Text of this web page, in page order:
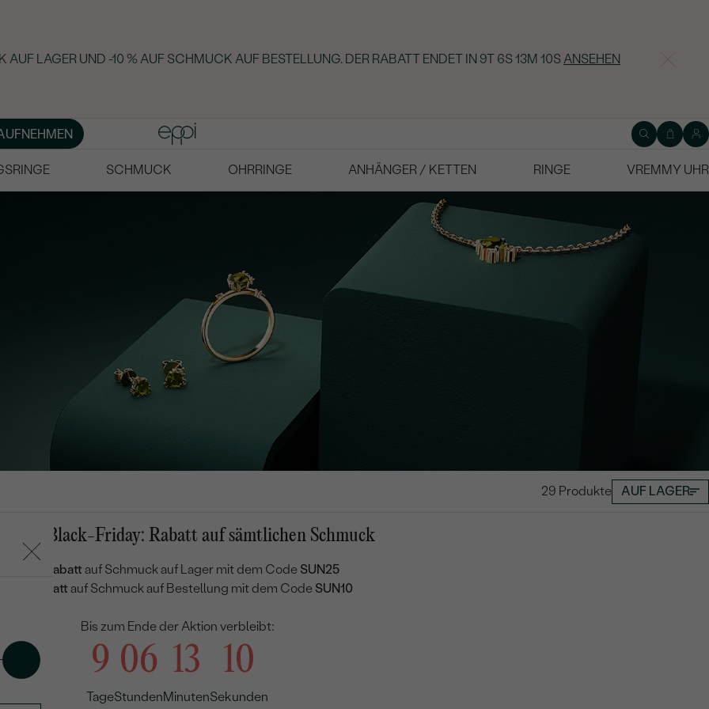
AUF LAGER UND -10 % AUF SCHMUCK AUF BESTELLUNG. DER RABATT ENDET IN9T 6S 13M 9S ANSEHEN
SCHMUCK OHRRINGE ANHÄNGER / KETTEN RINGE VREMMY UHR
AUF LAGER
29 Produkte
Black-Friday: Rabatt auf sämtlichen Schmuck
25 % Rabatt auf Schmuck auf Lager mit dem Code SUN25
10 % Rabattauf Schmuck auf Bestellung mit dem Code SUN10
Bis zum Ende der Aktion verbleibt:
9
Tage
06
Stunden
13
Minuten
09
Sekunden